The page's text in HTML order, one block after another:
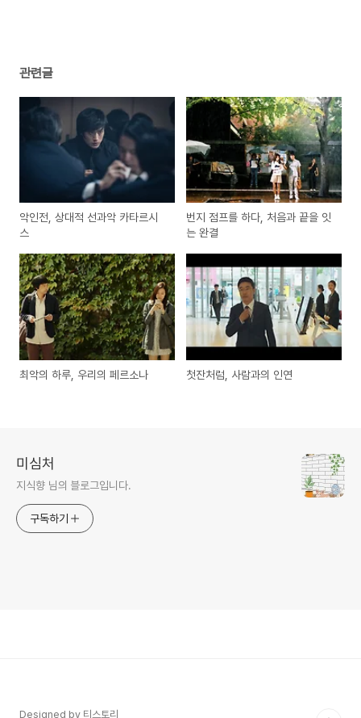
관련글
악인전, 상대적 선과악 카타르시
스
번지 점프를 하다, 처음과 끝을 잇
는 완결
최악의 하루, 우리의 페르소나 첫잔처럼, 사람과의 인연
미심처
지식향 님의 블로그입니다.
구독하기
Designed by 티스토리